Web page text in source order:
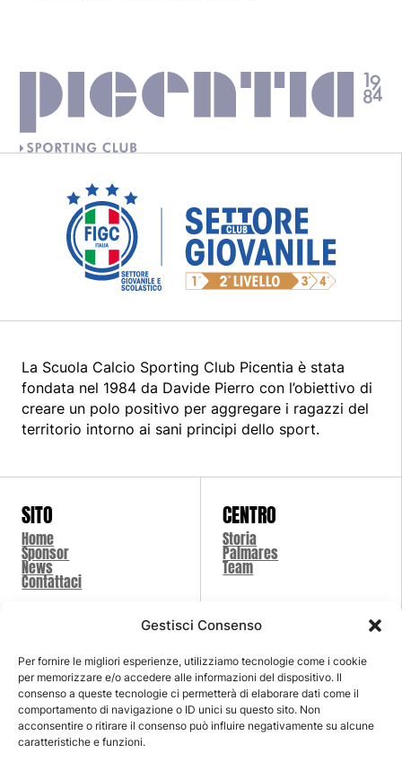
Gestisci Consenso
Per fornire le migliori esperienze, utilizziamo tecnologie come i cookie
per memorizzare e/o accedere alle informazioni del dispositivo. Il
consenso a queste tecnologie ci permetterà di elaborare dati come il
comportamento di navigazione o ID unici su questo sito. Non
acconsentire o ritirare il consenso può influire negativamente su alcune
caratteristiche e funzioni.
La Scuola Calcio Sporting Club Picentia è stata
fondata nel 1984 da Davide Pierro con l’obiettivo di
creare un polo positivo per aggregare i ragazzi del
territorio intorno ai sani principi dello sport.
SITO
Home
Sponsor
News
Contattaci
CENTRO
Storia
Palmares
Team
Classi
Summer Camp
Insieme Con Lo Sport
Shop
Carrello
Pagamento